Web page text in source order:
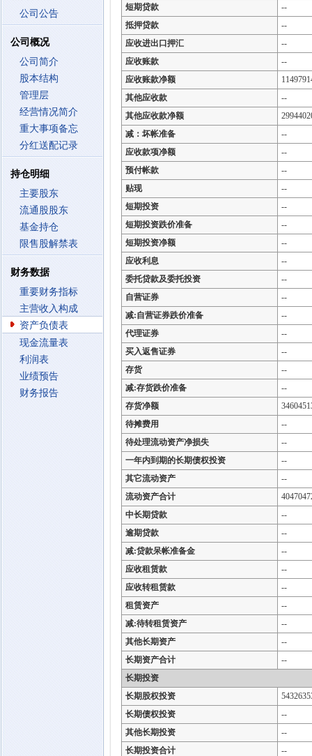
公司公告
公司概况
公司简介
股本结构
管理层
经营情况简介
重大事项备忘
分红送配记录
持仓明细
主要股东
流通股股东
基金持仓
限售股解禁表
财务数据
重要财务指标
主营收入构成
资产负债表
现金流量表
利润表
业绩预告
财务报告
短期贷款
--
抵押贷款
--
应收进出口押汇
--
应收账款
--
应收账款净额
其他应收款
--
其他应收款净额
减：坏帐准备
--
应收款项净额
--
预付帐款
--
贴现
--
短期投资
--
短期投资跌价准备
--
短期投资净额
--
应收利息
--
委托贷款及委托投资
--
自营证券
--
减:自营证券跌价准备
--
代理证券
--
买入返售证券
--
存货
--
减:存货跌价准备
--
存货净额
待摊费用
--
待处理流动资产净损失
--
一年内到期的长期债权投资
--
其它流动资产
--
流动资产合计
中长期贷款
--
逾期贷款
--
减:贷款呆帐准备金
--
应收租赁款
--
应收转租赁款
--
租赁资产
--
减:待转租赁资产
--
其他长期资产
--
长期资产合计
--
长期投资
长期股权投资
长期债权投资
--
其他长期投资
--
长期投资合计
--